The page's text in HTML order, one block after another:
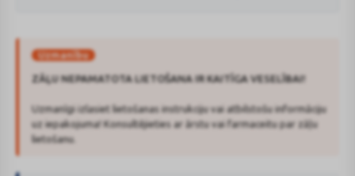
Uzmanību
ZĀĻU NEPAMATOTA LIETOŠANA IR KAITĪGA VESELĪBAI!
Uzmanīgi izlasiet lietošanas instrukciju vai atbilstošu informāciju
uz iepakojuma! Konsultējieties ar ārstu vai farmaceitu par zāļu
lietošanu.